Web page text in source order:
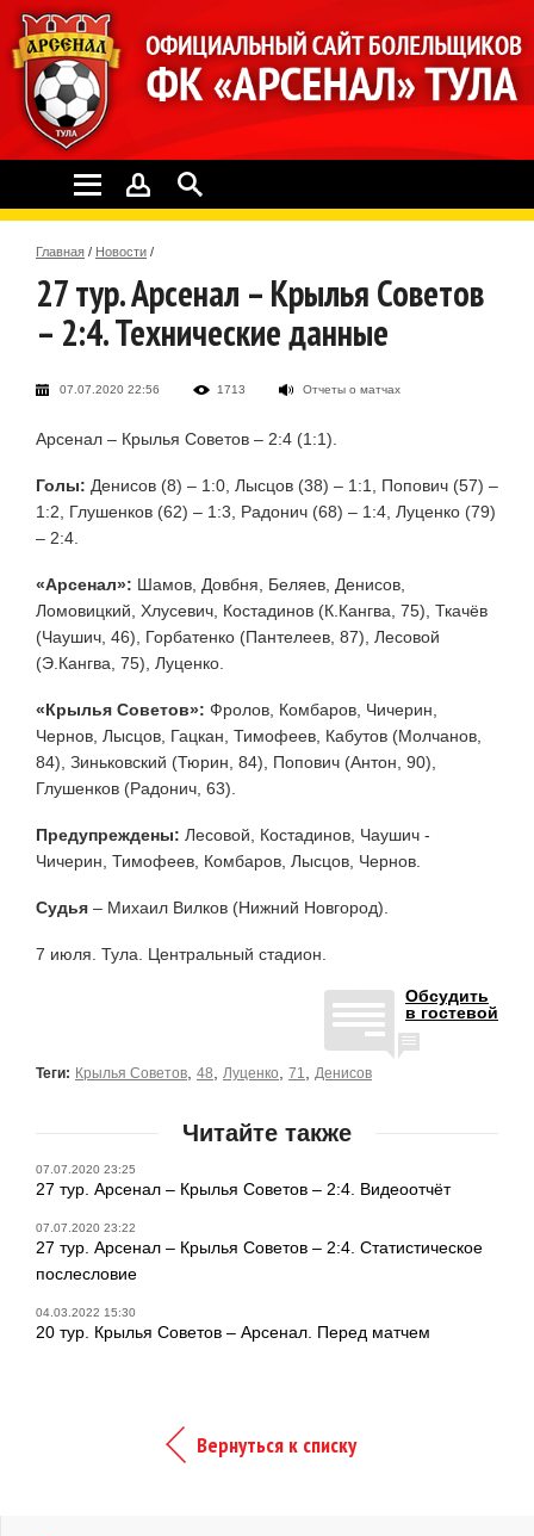
Главная / Новости /
27 тур. Арсенал – Крылья Советов
– 2:4. Технические данные
07.07.2020 22:56 1713 Отчеты о матчах
Арсенал – Крылья Советов – 2:4 (1:1).
Голы: Денисов (8) – 1:0, Лысцов (38) – 1:1, Попович (57) –
1:2, Глушенков (62) – 1:3, Радонич (68) – 1:4, Луценко (79)
– 2:4.
«Арсенал»: Шамов, Довбня, Беляев, Денисов,
Ломовицкий, Хлусевич, Костадинов (К.Кангва, 75), Ткачёв
(Чаушич, 46), Горбатенко (Пантелеев, 87), Лесовой
(Э.Кангва, 75), Луценко.
«Крылья Советов»: Фролов, Комбаров, Чичерин,
Чернов, Лысцов, Гацкан, Тимофеев, Кабутов (Молчанов,
84), Зиньковский (Тюрин, 84), Попович (Антон, 90),
Глушенков (Радонич, 63).
Предупреждены: Лесовой, Костадинов, Чаушич -
Чичерин, Тимофеев, Комбаров, Лысцов, Чернов.
Судья – Михаил Вилков (Нижний Новгород).
7 июля. Тула. Центральный стадион.
Обсудить
в гостевой
Теги: Крылья Советов 48 Луценко 71 Денисов
Читайте также
07.07.2020 23:25
27 тур. Арсенал – Крылья Советов – 2:4. Видеоотчёт
07.07.2020 23:22
27 тур. Арсенал – Крылья Советов – 2:4. Статистическое
послесловие
04.03.2022 15:30
20 тур. Крылья Советов – Арсенал. Перед матчем
Вернуться к списку